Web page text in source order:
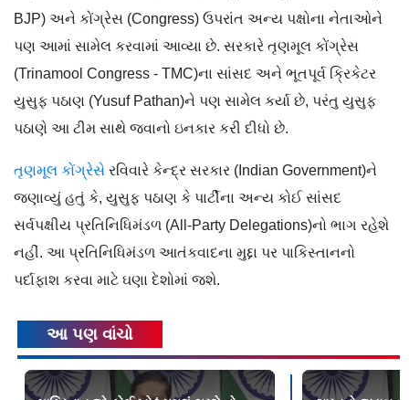
BJP) અને કોંગ્રેસ (Congress) ઉપરાંત અન્ય પક્ષોના નેતાઓને
પણ આમાં સામેલ કરવામાં આવ્યા છે. સરકારે તૃણમૂલ કોંગ્રેસ
(Trinamool Congress - TMC)ના સાંસદ અને ભૂતપૂર્વ ક્રિકેટર
યુસુફ પઠાણ (Yusuf Pathan)ને પણ સામેલ કર્યા છે, પરંતુ યુસુફ
પઠાણે આ ટીમ સાથે જવાનો ઇનકાર કરી દીધો છે.
તૃણમૂલ કોંગ્રેસે રવિવારે કેન્દ્ર સરકાર (Indian Government)ને
જણાવ્યું હતું કે, યુસુફ પઠાણ કે પાર્ટીના અન્ય કોઈ સાંસદ
સર્વપક્ષીય પ્રતિનિધિમંડળ (All-Party Delegations)નો ભાગ રહેશે
નહીં. આ પ્રતિનિધિમંડળ આતંકવાદના મુદ્દા પર પાકિસ્તાનનો
પર્દાફાશ કરવા માટે ઘણા દેશોમાં જશે.
આ પણ વાંચો